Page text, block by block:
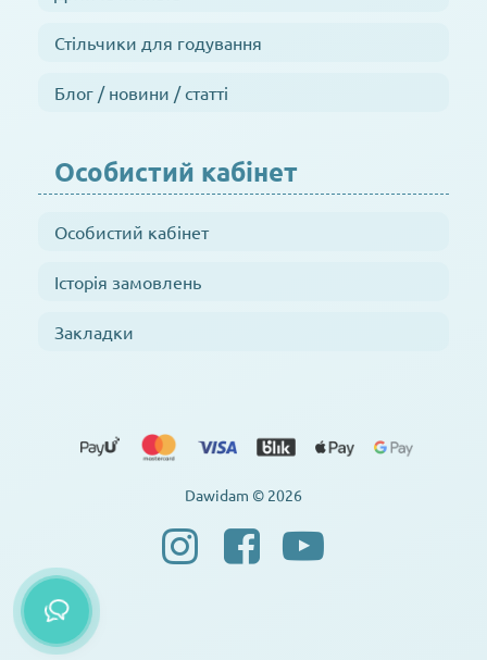
Стільчики для годування
Блог / новини / статті
Особистий кабінет
Особистий кабінет
Історія замовлень
Закладки
Dawidam © 2026